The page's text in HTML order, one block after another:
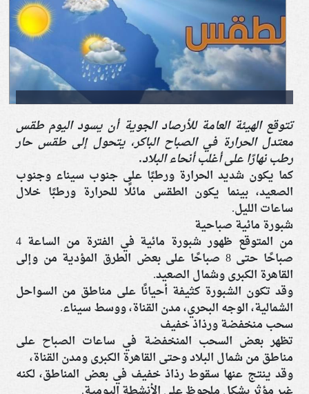
تتوقع الهيئة العامة للأرصاد الجوية أن يسود اليوم طقس
معتدل الحرارة في الصباح الباكر، يتحول إلى طقس حار
رطب نهارًا على أغلب أنحاء البلاد.
كما يكون شديد الحرارة ورطبًا على جنوب سيناء وجنوب
الصعيد، بينما يكون الطقس مائلًا للحرارة ورطبًا خلال
ساعات الليل.
شبورة مائية صباحية
من المتوقع ظهور شبورة مائية في الفترة من الساعة 4
صباحًا حتى 8 صباحًا على بعض الطرق المؤدية من وإلى
القاهرة الكبرى وشمال الصعيد.
وقد تكون الشبورة كثيفة أحيانًا على مناطق من السواحل
الشمالية، الوجه البحري، مدن القناة، ووسط سيناء.
سحب منخفضة ورذاذ خفيف
تظهر بعض السحب المنخفضة في ساعات الصباح على
مناطق من شمال البلاد وحتى القاهرة الكبرى ومدن القناة،
وقد ينتج عنها سقوط رذاذ خفيف في بعض المناطق، لكنه